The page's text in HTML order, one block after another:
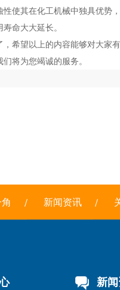
使其在化工机械中独具优势
命大大延长。
希望以上的内容能够对大家
将为您竭诚的服务。
新闻资讯
新